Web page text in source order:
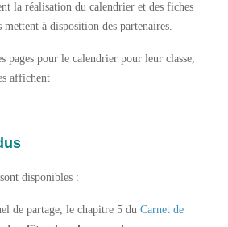
la réalisation du calendrier et des fiches
mettent à disposition des partenaires.
pages pour le calendrier pour leur classe,
affichent
disponibles :
de partage, le chapitre 5 du Carnet de